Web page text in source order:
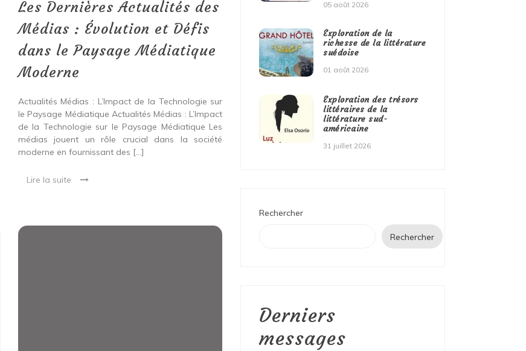
:
Évolution
et
Défis
dans
le
Les Dernières Actualités des
Médias : Évolution et Défis
dans le Paysage Médiatique
Moderne
Actualités Médias : L’Impact de la Technologie sur
le Paysage Médiatique Actualités Médias : L’Impact
de la Technologie sur le Paysage Médiatique Les
médias jouent un rôle crucial dans la société
moderne en fournissant des […]
Lire la suite
05 août 2026
Exploration de la
richesse de la littérature
suédoise
01 août 2026
Exploration des trésors
littéraires de la
littérature sud-
américaine
31 juillet 2026
Rechercher
Rechercher
Derniers
messages